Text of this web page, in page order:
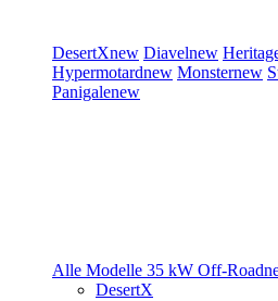
DesertXnew Diavelnew
Hypermotardnew Monsternew
Panigalenew
Alle Modelle 35 kW Off-Road
DesertX